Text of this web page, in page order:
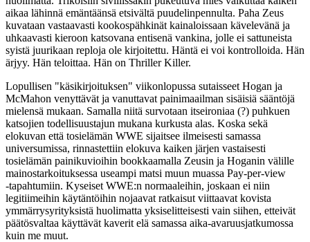
aikaa lähinnä emäntäänsä etsivältä puudelinpennulta. Paha Zeus
kuvataan vastaavasti kookospähkinät kainaloissaan kävelevänä ja
uhkaavasti kieroon katsovana entisenä vankina, jolle ei sattuneista
syistä juurikaan reploja ole kirjoitettu. Häntä ei voi kontrolloida. Hän
ärjyy. Hän teloittaa. Hän on Thriller Killer.
Lopullisen "käsikirjoituksen" viikonlopussa sutaisseet Hogan ja
McMahon venyttävät ja vanuttavat painimaailman sisäisiä sääntöjä
mielensä mukaan. Samalla niitä survotaan itseironiaa (?) puhkuen
katsojien todellisuustajun mukana kurkusta alas. Koska sekä
elokuvan että tosielämän WWE sijaitsee ilmeisesti samassa
universumissa, rinnastettiin elokuva kaiken järjen vastaisesti
tosielämän painikuvioihin bookkaamalla Zeusin ja Hoganin välille
mainostarkoituksessa useampi matsi muun muassa Pay‑per‑view
‑tapahtumiin. Kyseiset WWE:n normaaleihin, joskaan ei niin
legitiimeihin käytäntöihin nojaavat ratkaisut viittaavat kovista
ymmärrysyrityksistä huolimatta yksiselitteisesti vain siihen, etteivät
päätösvaltaa käyttävät kaverit elä samassa aika-avaruusjatkumossa
kuin me muut.